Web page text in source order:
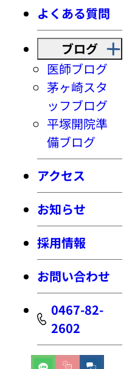
よくある質問
ブログ
医師ブログ
茅ヶ崎スタ
ッフブログ
平塚開院準
備ブログ
アクセス
お知らせ
採用情報
お問い合わせ
0467-82-
2602